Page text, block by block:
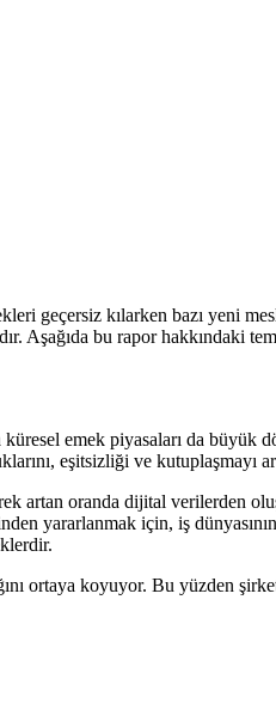
geçersiz kılarken bazı yeni
Aşağıda bu rapor hakkındaki
emek piyasaları da büyük
eşitsizliği ve kutuplaşmayı
artan oranda dijital verilerden
yararlanmak için, iş
ortaya koyuyor. Bu yüzden